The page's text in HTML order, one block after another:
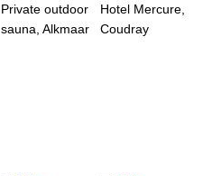
Private outdoor
sauna, Alkmaar
Hotel Mercure,
Coudray